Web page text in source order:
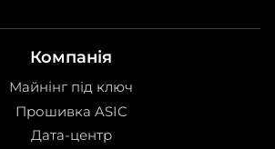
Компанія
Майнінг під ключ
Прошивка ASIC
Дата-центр